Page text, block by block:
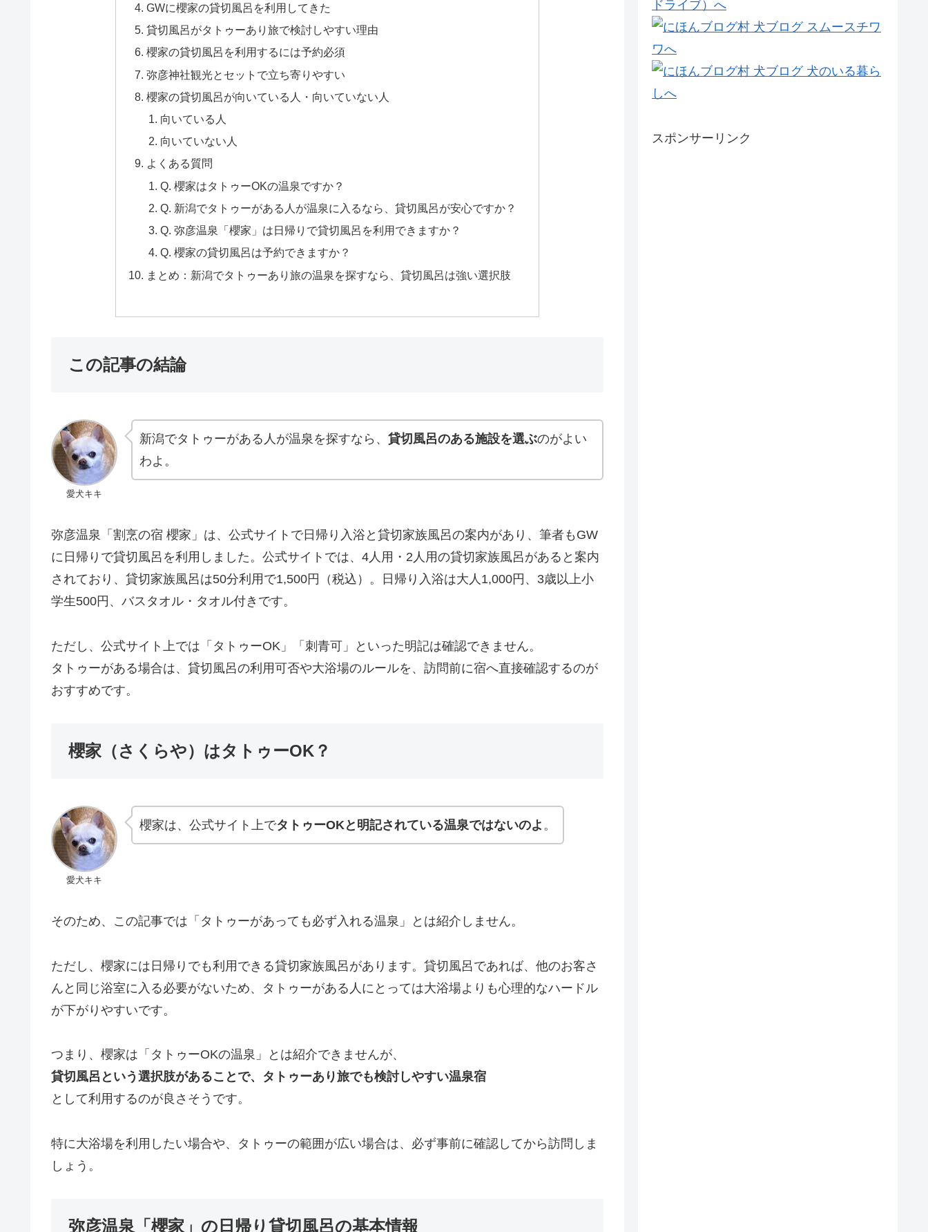
GWに櫻家の貸切風呂を利用してきた
貸切風呂がタトゥーあり旅で検討しやすい理由
櫻家の貸切風呂を利用するには予約必須
弥彦神社観光とセットで立ち寄りやすい
櫻家の貸切風呂が向いている人・向いていない人
向いている人
向いていない人
よくある質問
Q. 櫻家はタトゥーOKの温泉ですか？
Q. 新潟でタトゥーがある人が温泉に入るなら、貸切風呂が安心ですか？
Q. 弥彦温泉「櫻家」は日帰りで貸切風呂を利用できますか？
Q. 櫻家の貸切風呂は予約できますか？
まとめ：新潟でタトゥーあり旅の温泉を探すなら、貸切風呂は強い選択肢
この記事の結論
愛犬キキ
新潟でタトゥーがある人が温泉を探すなら、 貸切風呂のある施設を選ぶのがよい
わよ。
弥彦温泉「割烹の宿 櫻家」は、公式サイトで日帰り入浴と貸切家族風呂の案内があり、筆者もGW
に日帰りで貸切風呂を利用しました。公式サイトでは、4人用・2人用の貸切家族風呂があると案内
されており、貸切家族風呂は50分利用で1,500円（税込）。日帰り入浴は大人1,000円、3歳以上小
学生500円、バスタオル・タオル付きです。
ただし、公式サイト上では「タトゥーOK」「刺青可」といった明記は確認できません。
タトゥーがある場合は、貸切風呂の利用可否や大浴場のルールを、訪問前に宿へ直接確認するのが
おすすめです。
櫻家（さくらや）はタトゥーOK？
愛犬キキ
櫻家は、公式サイト上でタトゥーOKと明記されている温泉ではないのよ。
そのため、この記事では「タトゥーがあっても必ず入れる温泉」とは紹介しません。
ただし、櫻家には日帰りでも利用できる貸切家族風呂があります。貸切風呂であれば、他のお客さ
んと同じ浴室に入る必要がないため、タトゥーがある人にとっては大浴場よりも心理的なハードル
が下がりやすいです。
つまり、櫻家は「タトゥーOKの温泉」とは紹介できませんが、
貸切風呂という選択肢があることで、タトゥーあり旅でも検討しやすい温泉宿
として利用するのが良さそうです。
特に大浴場を利用したい場合や、タトゥーの範囲が広い場合は、必ず事前に確認してから訪問しま
しょう。
弥彦温泉「櫻家」の日帰り貸切風呂の基本情報
スポンサーリンク